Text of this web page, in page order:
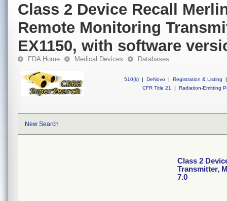
Class 2 Device Recall
Remote Monitoring
EX1150, with software
FDA Home Medical Devices Databases
510(k) | DeNovo | Registration & Listing
|
CFR Title 21
| Radiation-Emitting
New Search
Class 2
Transmitter,
7.0